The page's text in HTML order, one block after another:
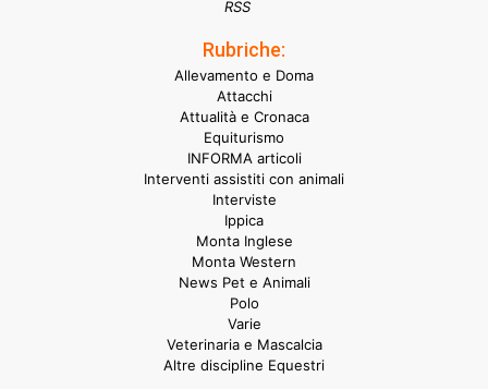
RSS
Rubriche:
Allevamento e Doma
Attacchi
Attualità e Cronaca
Equiturismo
INFORMA articoli
Interventi assistiti con animali
Interviste
Ippica
Monta Inglese
Monta Western
News Pet e Animali
Polo
Varie
Veterinaria e Mascalcia
Altre discipline Equestri